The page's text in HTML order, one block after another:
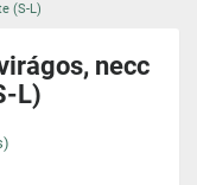
(S-L)
necc
L)